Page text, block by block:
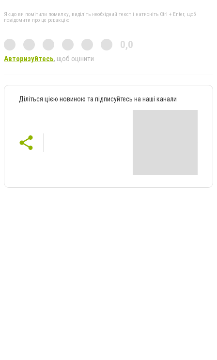
Якщо ви помітили помилку, виділіть необхідний текст і натисніть Ctrl + Enter, щоб
повідомити про це редакцію
0,0
Авторизуйтесь, щоб оцінити
Діліться цією новиною та підписуйтесь на наші канали